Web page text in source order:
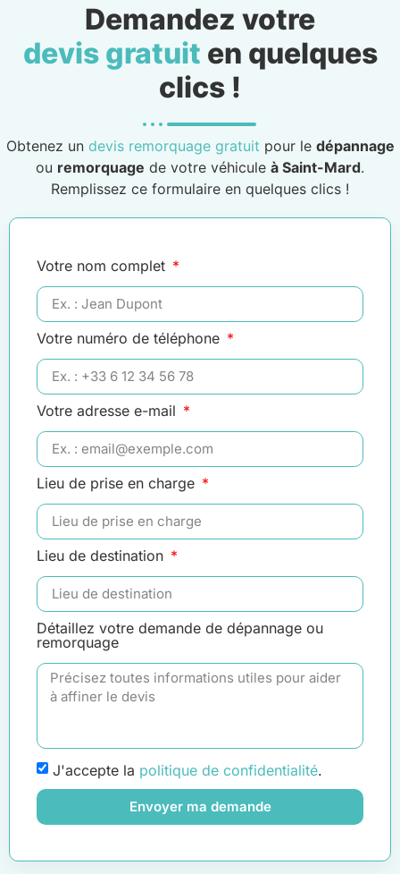
Demandez votre
devis gratuit en quelques
clics !
Obtenez un devis remorquage gratuit pour le dépannage
ou remorquage de votre véhicule à Saint-Mard.
Remplissez ce formulaire en quelques clics !
Votre nom complet
Votre numéro de téléphone
Votre adresse e-mail
Lieu de prise en charge
Lieu de destination
Détaillez votre demande de dépannage ou
remorquage
J'accepte la politique de confidentialité.
Envoyer ma demande